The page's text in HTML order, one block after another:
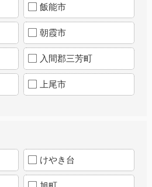
飯能市
朝霞市
入間郡三芳町
上尾市
けやき台